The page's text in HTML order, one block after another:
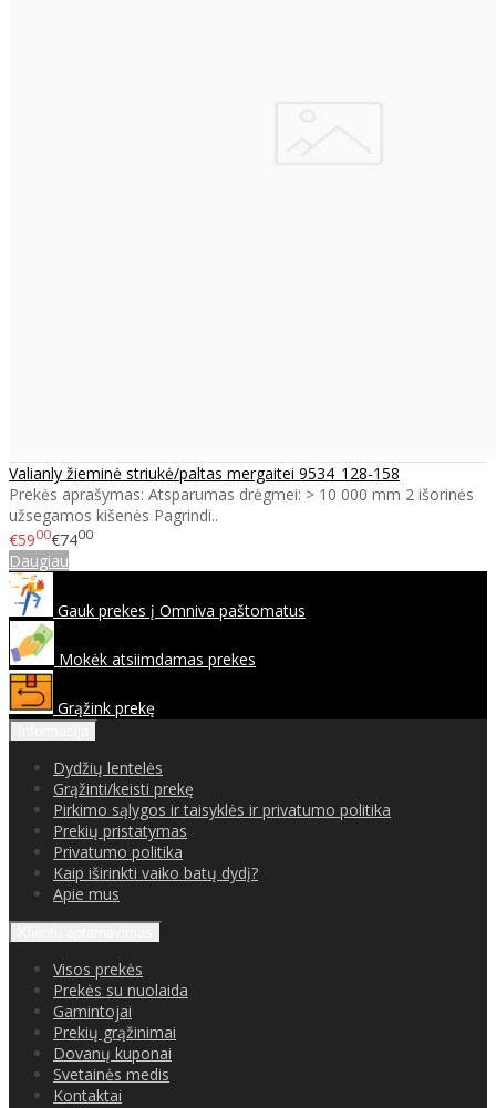
Valianly žieminė striukė/paltas mergaitei 9534_128-158
Prekės aprašymas: Atsparumas drėgmei: > 10 000 mm 2 išorinės
užsegamos kišenės Pagrindi..
€5900€7400
Daugiau
Gauk prekes į Omniva paštomatus
Mokėk atsiimdamas prekes
Grąžink prekę
Dydžių lentelės
Grąžinti/keisti prekę
Pirkimo sąlygos ir taisyklės ir privatumo politika
Prekių pristatymas
Privatumo politika
Kaip iširinkti vaiko batų dydį?
Apie mus
Visos prekės
Prekės su nuolaida
Gamintojai
Prekių grąžinimai
Dovanų kuponai
Svetainės medis
Kontaktai